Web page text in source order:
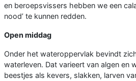
en beroepsvissers hebben we een
nood’ te kunnen redden.
Open middag
Onder het wateroppervlak bevindt
waterleven. Dat varieert van algen en
beestjes als kevers, slakken, larven